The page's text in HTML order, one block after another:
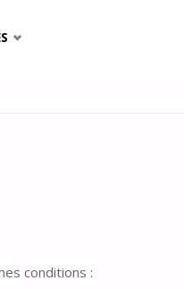
conditions :